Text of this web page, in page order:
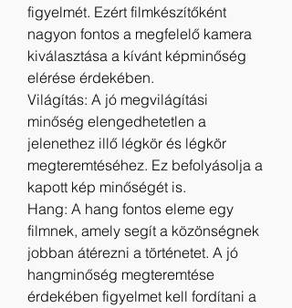
figyelmét. Ezért filmkészítőként
nagyon fontos a megfelelő kamera
kiválasztása a kívánt képminőség
elérése érdekében.
Világítás: A jó megvilágítási
minőség elengedhetetlen a
jelenethez illő légkör és légkör
megteremtéséhez. Ez befolyásolja a
kapott kép minőségét is.
Hang: A hang fontos eleme egy
filmnek, amely segít a közönségnek
jobban átérezni a történetet. A jó
hangminőség megteremtése
érdekében figyelmet kell fordítani a